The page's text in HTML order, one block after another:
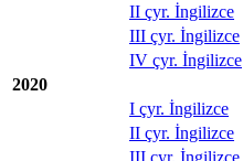
II çyr. İngilizce
III çyr. İngilizce
IV çyr. İngilizce
2020
I çyr. İngilizce
II çyr. İngilizce
III çyr. İngilizce